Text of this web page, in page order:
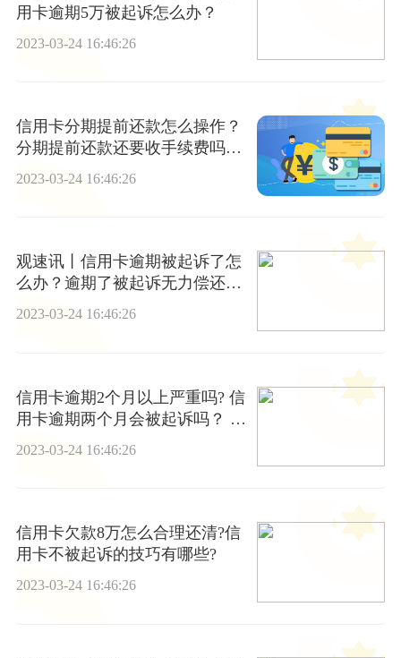
用卡逾期5万被起诉怎么办？
2023-03-24 16:46:26
信用卡分期提前还款怎么操作？
分期提前还款还要收手续费吗？
2023-03-24 16:46:26
观速讯丨信用卡逾期被起诉了怎
么办？逾期了被起诉无力偿还怎
么办？
2023-03-24 16:46:26
信用卡逾期2个月以上严重吗? 信
用卡逾期两个月会被起诉吗？ |
2023-03-24 16:46:26
信用卡欠款8万怎么合理还清?信
用卡不被起诉的技巧有哪些?
2023-03-24 16:46:26